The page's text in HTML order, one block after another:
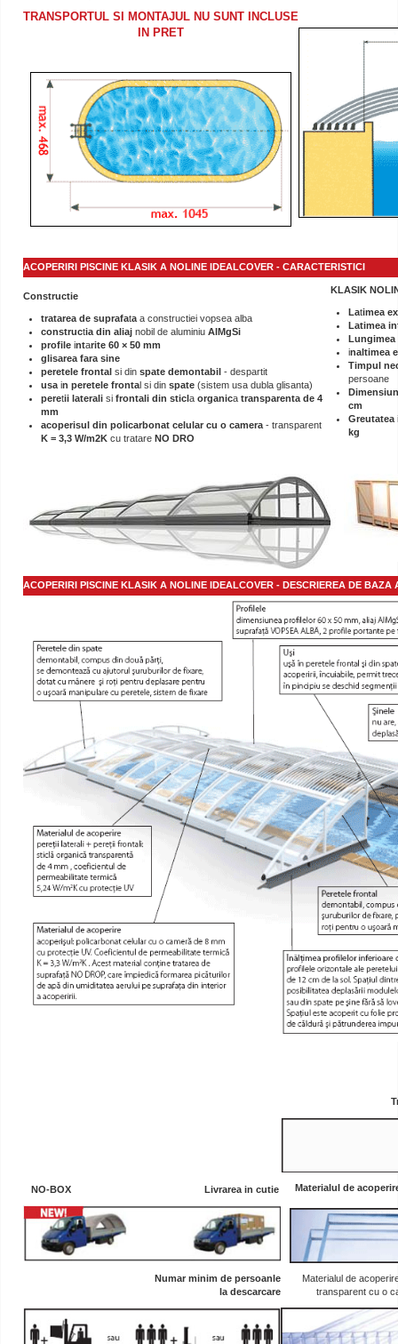
TRANSPORTUL SI MONTAJUL NU SUNT INCLUSE
IN PRET
ACOPERIRI PISCINE KLASIK A NOLINE IDEALCOVER - CARACTERISTICI
Constructie
tratarea de suprafata a constructiei vopsea alba
constructia din aliaj nobil de aluminiu AlMgSi
profile intarite 60 × 50 mm
glisarea fara sine
peretele frontal si din spate demontabil - despartit
usa in peretele frontal si din spate (sistem usa dubla glisanta)
peretii laterali si frontali din sticla organica transparenta de 4
mm
acoperisul din policarbonat celular cu o camera - transparent
K = 3,3 W/m2K cu tratare NO DRO
KLASIK
Latimea
Latimea
Lungimea
inaltimea
Timpul
persoane
cm
Greutatea
ACOPERIRI PISCINE KLASIK A NOLINE IDEALCOVER - DESCRIEREA DE BAZA
NO-BOX Livrarea in cutie Materialul de
Numar minim de persoanle
la descarcare
Materialul de
transparent cu o